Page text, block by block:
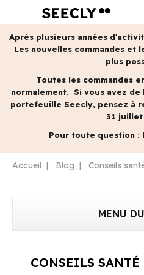
menu
Après plusieurs années
Les nouvelles commandes et
plus
Toutes les commandes
normalement. Si vous avez
portefeuille Seecly, pensez à
31 juillet
Pour toute question :
Accueil Blog Conseils
MENU
CONSEILS SANTÉ